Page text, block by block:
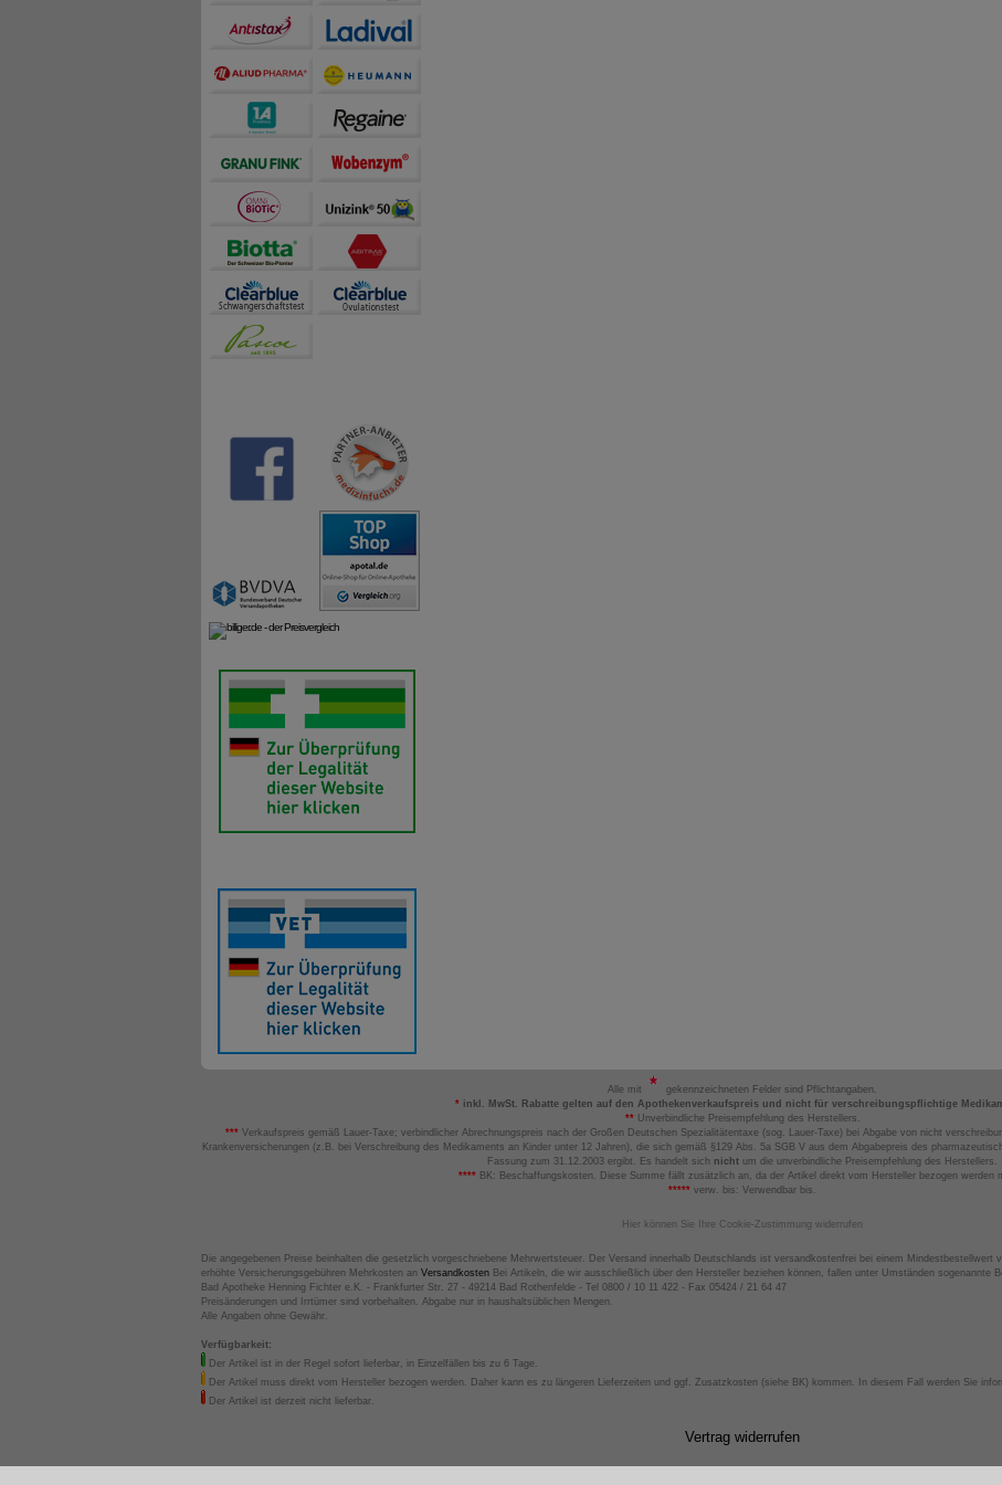
Alle mit
gekennzeichneten Felder sind Pflichtangaben.
* inkl. MwSt. Rabatte gelten auf den Apothekenverkaufspreis und nicht für verschreibungspflichtige
**Unverbindliche Preisempfehlung des Herstellers.
*** Verkaufspreis gemäß Lauer-Taxe; verbindlicher Abrechnungspreis nach der Großen Deutschen Spezialitätentaxe (sog. Lauer-Taxe) bei Abgabe von nicht
Krankenversicherungen (z.B. bei Verschreibung des Medikaments an Kinder unter 12 Jahren), die sich gemäß §129 Abs. 5a SGB V aus dem Abgabepreis des
Fassung zum 31.12.2003 ergibt. Es handelt sich nicht um die unverbindliche Preisempfehlung des Herstellers.
**** BK: Beschaffungskosten. Diese Summe fällt zusätzlich an, da der Artikel direkt vom Hersteller bezogen werden
***** verw. bis: Verwendbar bis.
Hier können Sie Ihre Cookie-Zustimmung widerrufen
Die angegebenen Preise beinhalten die gesetzlich vorgeschriebene Mehrwertsteuer. Der Versand innerhalb Deutschlands ist versandkostenfrei bei einem Mindestbestellwert
erhöhte Versicherungsgebühren Mehrkosten an Versandkosten Bei Artikeln, die wir ausschließlich über den Hersteller beziehen können, fallen unter Umständen sogenannte
Bad Apotheke Henning Fichter e.K. - Frankfurter Str. 27 - 49214 Bad Rothenfelde - Tel 0800 / 10 11 422 - Fax 05424 / 21 64 47
Preisänderungen und Irrtümer sind vorbehalten. Abgabe nur in haushaltsüblichen Mengen.
Alle Angaben ohne Gewähr.
Verfügbarkeit:
Der Artikel ist in der Regel sofort lieferbar, in Einzelfällen bis zu 6 Tage.
Der Artikel muss direkt vom Hersteller bezogen werden. Daher kann es zu längeren Lieferzeiten und ggf. Zusatzkosten (siehe BK) kommen. In diesem Fall werden Sie
Der Artikel ist derzeit nicht lieferbar.
Vertrag widerrufen